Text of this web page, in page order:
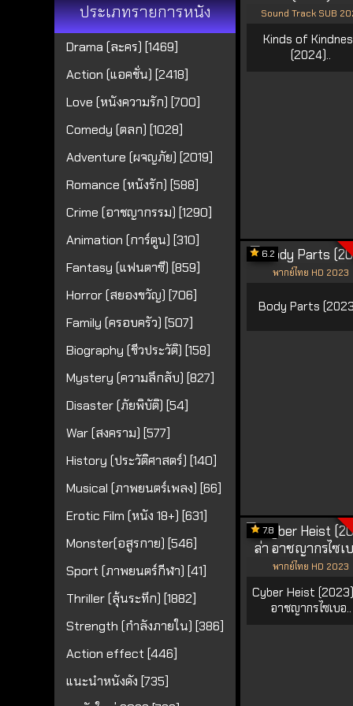
ประเภทรายการหนัง
Drama (ละคร) [1469]
Action (แอคชั่น) [2418]
Love (หนังความรัก) [700]
Comedy (ตลก) [1028]
Adventure (ผจญภัย) [2019]
Romance (หนังรัก) [588]
Crime (อาชญากรรม) [1290]
Animation (การ์ตูน) [310]
Fantasy (แฟนตาซี) [859]
Horror (สยองขวัญ) [706]
Family (ครอบครัว) [507]
Biography (ชีวประวัติ) [158]
Mystery (ความลึกลับ) [827]
Disaster (ภัยพิบัติ) [54]
War (สงคราม) [577]
History (ประวัติศาสตร์) [140]
Musical (ภาพยนตร์เพลง) [66]
Erotic Film (หนัง 18+) [631]
Monster(อสูรกาย) [546]
Sport (ภาพยนตร์กีฬา) [41]
Thriller (ลุ้นระทึก) [1882]
Strength (กำลังภายใน) [386]
Action effect [446]
แนะนำหนังดัง [735]
Sound Track SUB
Kinds of
(2024)..
6.2
พากย์ไทย HD 2023
Body Parts
7.8
พากย์ไทย HD 2023
Cyber Heist
อาชญากรไซเบอ..